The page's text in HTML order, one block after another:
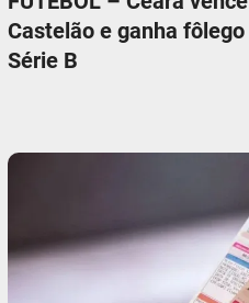
Castelão e ganha
Série B